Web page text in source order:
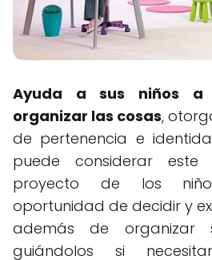
Ayuda a sus niños a
organizar las cosas,
de pertenencia e
puede considerar
proyecto de los
oportunidad de decidir y
además de organizar
guiándolos si